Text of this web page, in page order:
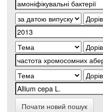
Почати новий пошук